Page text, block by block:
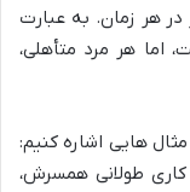
هر زمان. به عبارت
اما هر مرد متأهلی،
هایی اشاره کنیم:
کاری طولانی همسرش،